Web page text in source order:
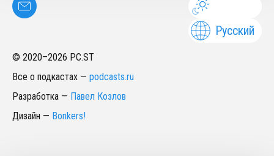
Русский
© 2020–2026 PC.ST
Все о подкастах — podcasts.ru
Разработка — Павел Козлов
Дизайн — Bonkers!